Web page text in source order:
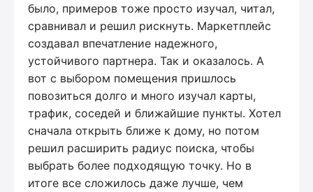
было, примеров тоже просто изучал, читал,
сравнивал и решил рискнуть. Маркетплейс
создавал впечатление надежного,
устойчивого партнера. Так и оказалось. А
вот с выбором помещения пришлось
повозиться долго и много изучал карты,
трафик, соседей и ближайшие пункты. Хотел
сначала открыть ближе к дому, но потом
решил расширить радиус поиска, чтобы
выбрать более подходящую точку. Но в
итоге все сложилось даже лучше, чем